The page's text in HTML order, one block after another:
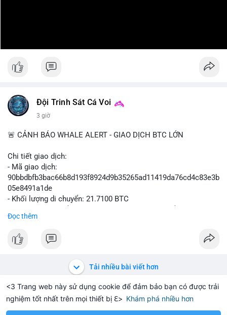
<3 Trang web này sử dụng cookie để đảm bảo bạn có được trải
nghiệm tốt nhất trên mọi thiết bị ℇ> Khám phá nhiều hơn
+0.64% Solana SOL $74.72 +2.47%
Đội Trinh Sát Cá Voi
3 giờ
🚨 CẢNH BÁO WHALE ALERT - GIAO DỊCH BTC LỚN
Chi tiết giao dịch:
- Mã giao dịch:
90bbdbfb3bac66b8d193f8924d9b35265ad11419da76cd4c83e3b
05e8491a1de
- Khối lượng di chuyển: 21.7100 BTC
USD)
Giao dịch 21.71 BTC trị giá hơn 1.4 triệu USD được phát hiện
trong mempool chưa xác nhận. Quy mô này cho thấy dấu hiệu
của một tổ chức hoặc cá nhân sở hữu khối lượng lớn đang
thực hiện thao tác. Khả năng cao đây là hành vi chuyển tài sản
lên sàn giao dịch để chuẩn bị thanh khoản hoặc bán ra, tạo áp
Đọc thêm
Tải nhiều bài viết hơn